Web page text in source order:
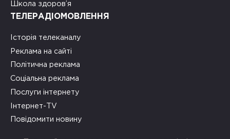
Школа здоров’я
ТЕЛЕРАДІОМОВЛЕННЯ
Історія телеканалу
Реклама на сайті
Політична реклама
Соціальна реклама
Послуги інтернету
Інтернет-TV
Повідомити новину